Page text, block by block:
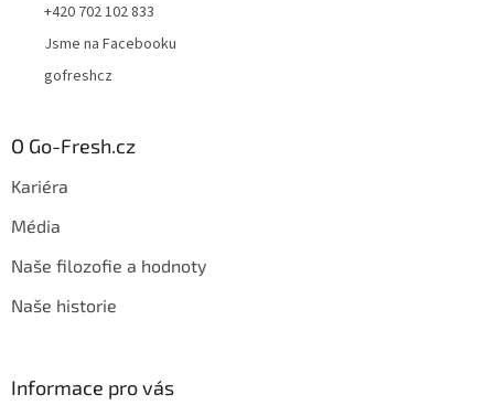
+420 702 102 833
Jsme na Facebooku
gofreshcz
O Go-Fresh.cz
Kariéra
Média
Naše filozofie a hodnoty
Naše historie
Informace pro vás